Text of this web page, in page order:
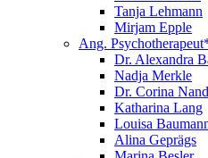
Tanja Lehmann
Mirjam Epple
Ang.
Dr. Alexandra
Nadja Merkle
Dr. Corina
Katharina Lang
Louisa
Alina Geprägs